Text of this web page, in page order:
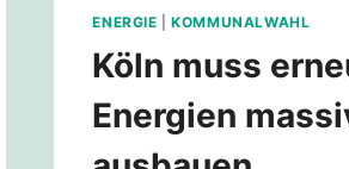
ENERGIE |KOMMUNALWAHL
Köln muss
Energien